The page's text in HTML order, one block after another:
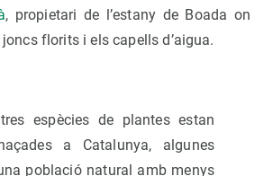
, propietari de l’estany de Boada on
florits i els capells d’aigua.
tres espècies de plantes estan
a Catalunya, algunes
població natural amb menys